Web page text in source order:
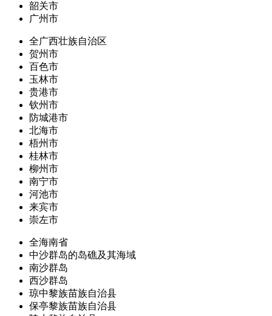
韶关市
广州市
全广西壮族自治区
贺州市
百色市
玉林市
贵港市
钦州市
防城港市
北海市
梧州市
桂林市
柳州市
南宁市
河池市
来宾市
崇左市
全海南省
中沙群岛的岛礁及其海域
南沙群岛
西沙群岛
琼中黎族苗族自治县
保亭黎族苗族自治县